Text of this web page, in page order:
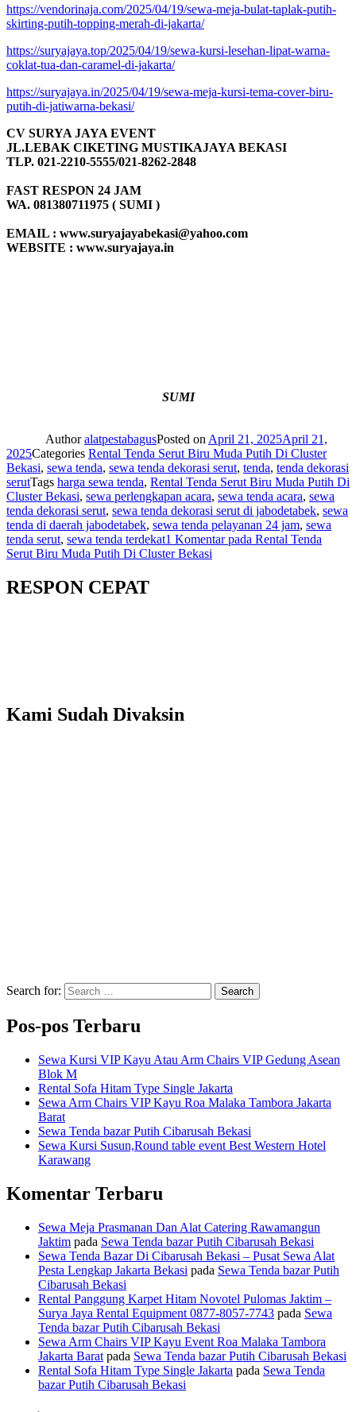
https://vendorinaja.com/2025/04/19/sewa-meja-bulat-taplak-putih-
skirting-putih-topping-merah-di-jakarta/
https://suryajaya.top/2025/04/19/sewa-kursi-lesehan-lipat-warna-
coklat-tua-dan-caramel-di-jakarta/
https://suryajaya.in/2025/04/19/sewa-meja-kursi-tema-cover-biru-
putih-di-jatiwarna-bekasi/
CV SURYA JAYA EVENT
JL.LEBAK CIKETING MUSTIKAJAYA BEKASI
TLP. 021-2210-5555/021-8262-2848
FAST RESPON 24 JAM
WA. 081380711975 ( SUMI )
EMAIL : www.suryajayabekasi@yahoo.com
WEBSITE : www.suryajaya.in
SUMI
AuthoralatpestabagusPosted onApril 21, 2025April 21,
2025Categories Rental Tenda Serut Biru Muda Putih Di Cluster
Bekasi, sewa tenda, sewa tenda dekorasi serut, tenda, tenda dekorasi
serutTags harga sewa tenda, Rental Tenda Serut Biru Muda Putih Di
Cluster Bekasi, sewa perlengkapan acara, sewa tenda acara, sewa
tenda dekorasi serut, sewa tenda dekorasi serut di jabodetabek, sewa
tenda di daerah jabodetabek, sewa tenda pelayanan 24 jam, sewa
tenda serut, sewa tenda terdekat1 Komentarpada Rental Tenda
Serut Biru Muda Putih Di Cluster Bekasi
RESPON CEPAT
Kami Sudah Divaksin
Search for: Search
Pos-pos Terbaru
Sewa Kursi VIP Kayu Atau Arm Chairs VIP Gedung Asean
Blok M
Rental Sofa Hitam Type Single Jakarta
Sewa Arm Chairs VIP Kayu Roa Malaka Tambora Jakarta
Barat
Sewa Tenda bazar Putih Cibarusah Bekasi
Sewa Kursi Susun,Round table event Best Western Hotel
Karawang
Komentar Terbaru
Sewa Meja Prasmanan Dan Alat Catering Rawamangun
Jaktim pada Sewa Tenda bazar Putih Cibarusah Bekasi
Sewa Tenda Bazar Di Cibarusah Bekasi – Pusat Sewa Alat
Pesta Lengkap Jakarta Bekasi pada Sewa Tenda bazar Putih
Cibarusah Bekasi
Rental Panggung Karpet Hitam Novotel Pulomas Jaktim –
Surya Jaya Rental Equipment 0877-8057-7743 pada Sewa
Tenda bazar Putih Cibarusah Bekasi
Sewa Arm Chairs VIP Kayu Event Roa Malaka Tambora
Jakarta Barat pada Sewa Tenda bazar Putih Cibarusah Bekasi
Rental Sofa Hitam Type Single Jakarta pada Sewa Tenda
bazar Putih Cibarusah Bekasi